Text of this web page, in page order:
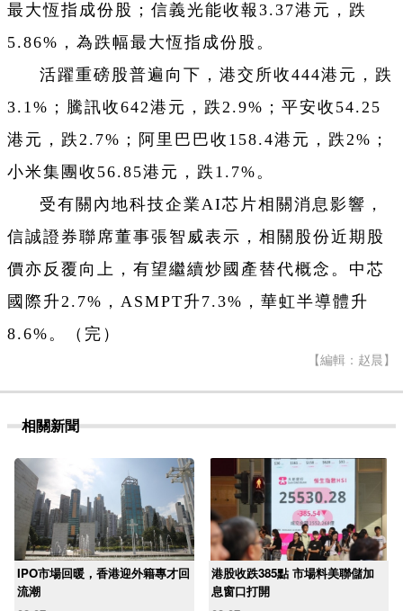
最大恆指成份股；信義光能收報3.37港元，跌
5.86%，為跌幅最大恆指成份股。
活躍重磅股普遍向下，港交所收444港元，跌
3.1%；騰訊收642港元，跌2.9%；平安收54.25
港元，跌2.7%；阿里巴巴收158.4港元，跌2%；
小米集團收56.85港元，跌1.7%。
受有關內地科技企業AI芯片相關消息影響，
信誠證券聯席董事張智威表示，相關股份近期股
價亦反覆向上，有望繼續炒國產替代概念。中芯
國際升2.7%，ASMPT升7.3%，華虹半導體升
8.6%。（完）
【編輯：赵晨】
相關新聞
IPO市場回暖，香港迎外籍專才回
流潮
港股收跌385點 市場料美聯儲加
息窗口打開